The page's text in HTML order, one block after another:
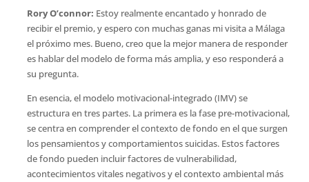
Rory O’connor: Estoy realmente encantado y honrado de
recibir el premio, y espero con muchas ganas mi visita a Málaga
el próximo mes. Bueno, creo que la mejor manera de responder
es hablar del modelo de forma más amplia, y eso responderá a
su pregunta.
En esencia, el modelo motivacional-integrado (IMV) se
estructura en tres partes. La primera es la fase pre-motivacional,
se centra en comprender el contexto de fondo en el que surgen
los pensamientos y comportamientos suicidas. Estos factores
de fondo pueden incluir factores de vulnerabilidad,
acontecimientos vitales negativos y el contexto ambiental más